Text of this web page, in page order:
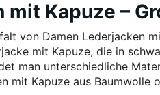
mit Kapuze –
von Damen Lederjacken
mit Kapuze, die in
man unterschiedliche
mit Kapuze aus Baumwolle